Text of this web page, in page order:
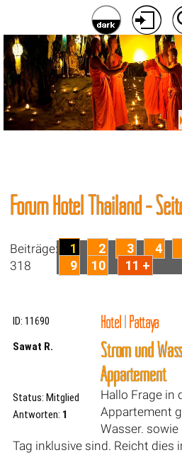
Forum Hotel Thailand -
Beiträge:
318
1 2 3 4
9
10 11 +
ID: 11690 Hotel|Pattaya
Sawat R.
Status: Mitglied
Antworten: 1
Strom und
Appartement
Hallo Frage in
Appartement
Wasser.
Tag inklusive sind. Reicht dies